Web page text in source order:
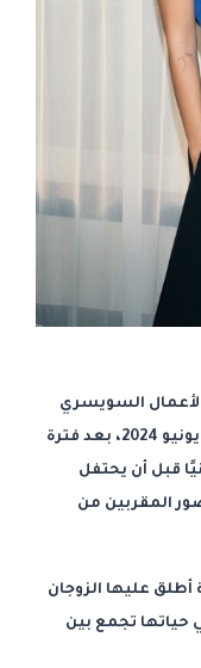
السويسري
من أصول سودانية إدريس عبد العزيز في يونيو 2024، بعد فترة
قبل أن يحتفل
المقربين من
أطلق عليها الزوجان
حياتها تجمع بين